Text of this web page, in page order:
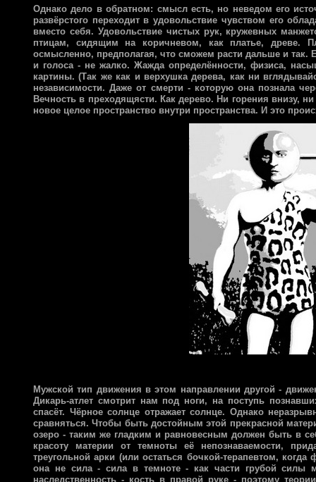
Однако дело в обратном: смысл есть, но неведом его
развёрстого переходит в удовольствие чувством его
вместо себя. Удовольствие чистых рук, кружевных
птицам, сидящим на коричневом, как платье, древе.
осмысленно, предполагая, что сможем расти дальше и так.
и голоса - не жалко. Жажда определённости, физиса,
картины. (Так же как и верхушка дерева, как ни
независимости. Даже от смерти - которую она познала
Вечность в преходящясти. Как дерево. Ни горения внизу,
новое целое пространство внутри пространства. И это
Мужской тип движения в этом направлении другой -
Дикарь-атлет смотрит нам под ноги, на поступь
спасёт. Чёрное солнце отражает солнце. Однако
сравняться. Чтобы быть достойным этой прекрасной
озеро - таким же гладким и равновесным должен быть в
красоту материи от темноты её непознаваемости,
треугольной арки (или остаться бочкой-терапевтом,
она не сила - сила в темноте - как части грубой силы
наследственность - кость в правой руке - поэтому